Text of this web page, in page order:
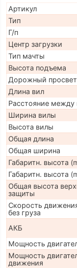
Артикул
Тип
Г/п
Центр загрузки
Тип мачты
Высота подъема
Дорожный просвет
Длина вил
Расстояние между
Ширина вилы
Высота вилы
Общая длина
Общая ширина
Габаритн. высота
Габаритн. высота
Общая высота
защиты
Скорость
без груза
АКБ
Мощность
Мощность
движения